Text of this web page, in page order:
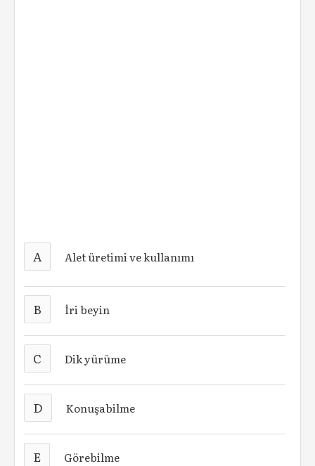
A Alet üretimi ve kullanımı
B İri beyin
C Dik yürüme
D Konuşabilme
E Görebilme